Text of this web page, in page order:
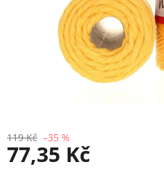
119 Kč –35 %
77,35 Kč